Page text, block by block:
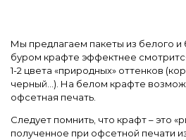
Мы предлагаем пакеты из белого и
буром крафте эффектнее
1-2 цвета «природных» оттенков
черный…). На белом крафте
офсетная печать.
Следует помнить, что крафт – это
полученное при офсетной печати